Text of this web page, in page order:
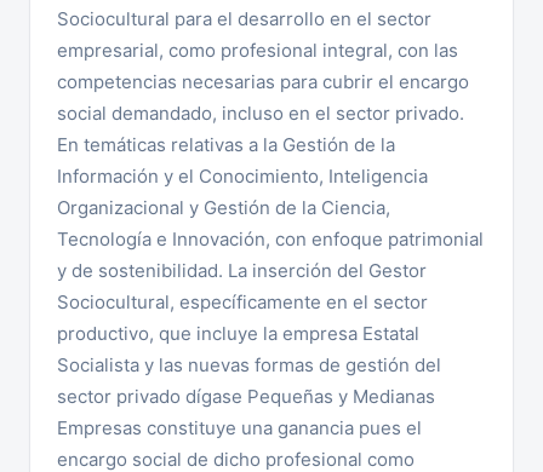
Sociocultural para el desarrollo en el sector
empresarial, como profesional integral, con las
competencias necesarias para cubrir el encargo
social demandado, incluso en el sector privado.
En temáticas relativas a la Gestión de la
Información y el Conocimiento, Inteligencia
Organizacional y Gestión de la Ciencia,
Tecnología e Innovación, con enfoque patrimonial
y de sostenibilidad. La inserción del Gestor
Sociocultural, específicamente en el sector
productivo, que incluye la empresa Estatal
Socialista y las nuevas formas de gestión del
sector privado dígase Pequeñas y Medianas
Empresas constituye una ganancia pues el
encargo social de dicho profesional como